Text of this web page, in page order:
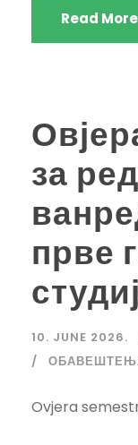
Read More
за
прве
10. JUNE 2026.
Ovjera